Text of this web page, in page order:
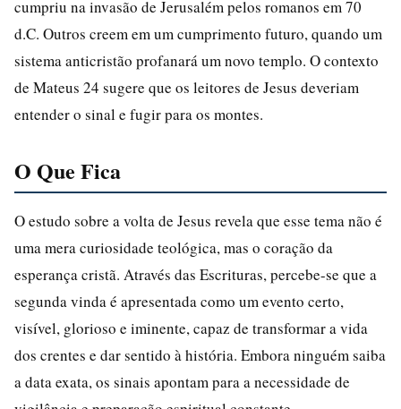
cumpriu na invasão de Jerusalém pelos romanos em 70
d.C. Outros creem em um cumprimento futuro, quando um
sistema anticristão profanará um novo templo. O contexto
de Mateus 24 sugere que os leitores de Jesus deveriam
entender o sinal e fugir para os montes.
O Que Fica
O estudo sobre a volta de Jesus revela que esse tema não é
uma mera curiosidade teológica, mas o coração da
esperança cristã. Através das Escrituras, percebe-se que a
segunda vinda é apresentada como um evento certo,
visível, glorioso e iminente, capaz de transformar a vida
dos crentes e dar sentido à história. Embora ninguém saiba
a data exata, os sinais apontam para a necessidade de